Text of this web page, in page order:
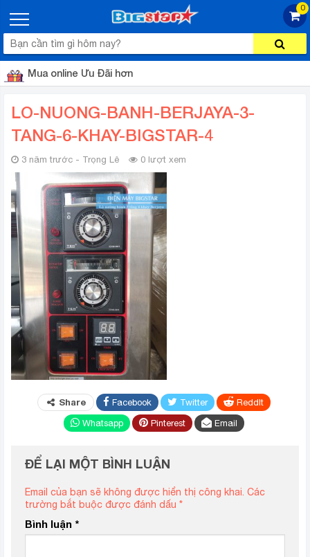
0
Mua online Ưu Đãi hơn
LO-NUONG-BANH-BERJAYA-3-
TANG-6-KHAY-BIGSTAR-4
3 năm trước - Trọng Lê 0 lượt xem
Share Facebook Twitter
ReddIt
Whatsapp
Pinterest Email
ĐỂ LẠI MỘT BÌNH LUẬN
Email của bạn sẽ không được hiển thị công khai. Các
trường bắt buộc được đánh dấu *
Bình luận *